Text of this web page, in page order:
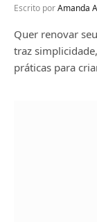
Escrito porAmanda
Quer renovar
traz
práticas para